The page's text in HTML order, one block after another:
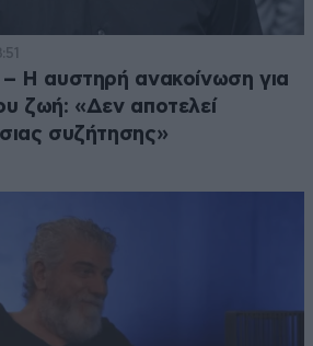
– Η αυστηρή ανακοίνωση για
ζωή: «Δεν αποτελεί
συζήτησης»